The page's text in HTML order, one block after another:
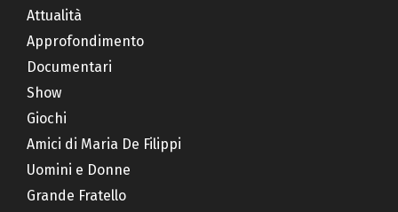
Attualità
Approfondimento
Documentari
Show
Giochi
Amici di Maria De Filippi
Uomini e Donne
Grande Fratello